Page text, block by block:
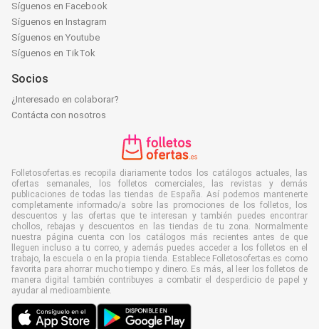
Síguenos en Facebook
Síguenos en Instagram
Síguenos en Youtube
Síguenos en TikTok
Socios
¿Interesado en colaborar?
Contácta con nosotros
Folletosofertas.es recopila diariamente todos los catálogos actuales, las
ofertas semanales, los folletos comerciales, las revistas y demás
publicaciones de todas las tiendas de España. Así podemos mantenerte
completamente informado/a sobre las promociones de los folletos, los
descuentos y las ofertas que te interesan y también puedes encontrar
chollos, rebajas y descuentos en las tiendas de tu zona. Normalmente
nuestra página cuenta con los catálogos más recientes antes de que
lleguen incluso a tu correo, y además puedes acceder a los folletos en el
trabajo, la escuela o en la propia tienda. Establece Folletosofertas.es como
favorita para ahorrar mucho tiempo y dinero. Es más, al leer los folletos de
manera digital también contribuyes a combatir el desperdicio de papel y
ayudar al medioambiente.